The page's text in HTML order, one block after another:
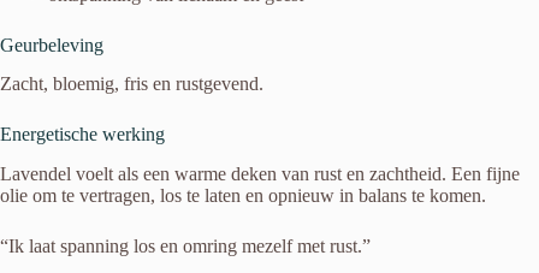
Geurbeleving
Zacht, bloemig, fris en rustgevend.
Energetische werking
Lavendel voelt als een warme deken van rust en zachtheid. Een fijne
olie om te vertragen, los te laten en opnieuw in balans te komen.
“Ik laat spanning los en omring mezelf met rust.”